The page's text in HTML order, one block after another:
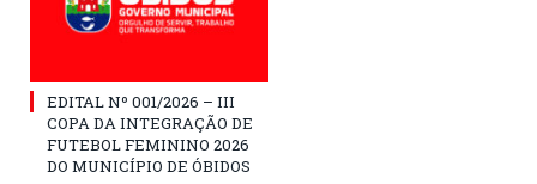
EDITAL Nº 001/2026 – III
COPA DA INTEGRAÇÃO DE
FUTEBOL FEMININO 2026
DO MUNICÍPIO DE ÓBIDOS